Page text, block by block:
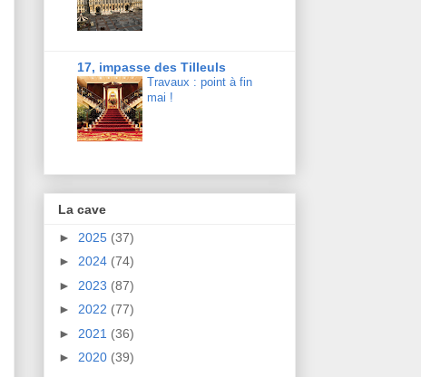
17, impasse des Tilleuls
Travaux : point à fin
mai !
La cave
► 2025 (37)
► 2024 (74)
► 2023 (87)
► 2022 (77)
► 2021 (36)
► 2020 (39)